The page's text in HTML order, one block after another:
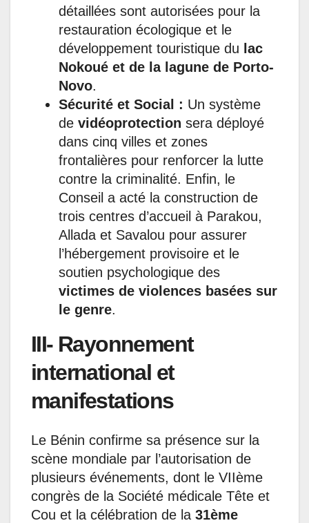
détaillées sont autorisées pour la
restauration écologique et le
développement touristique du lac
Nokoué et de la lagune de Porto-
Novo.
Sécurité et Social : Un système
de vidéoprotection sera déployé
dans cinq villes et zones
frontalières pour renforcer la lutte
contre la criminalité. Enfin, le
Conseil a acté la construction de
trois centres d’accueil à Parakou,
Allada et Savalou pour assurer
l’hébergement provisoire et le
soutien psychologique des
victimes de violences basées sur
le genre.
III- Rayonnement
international et
manifestations
Le Bénin confirme sa présence sur la
scène mondiale par l’autorisation de
plusieurs événements, dont le VIIème
congrès de la Société médicale Tête et
Cou et la célébration de la 31ème